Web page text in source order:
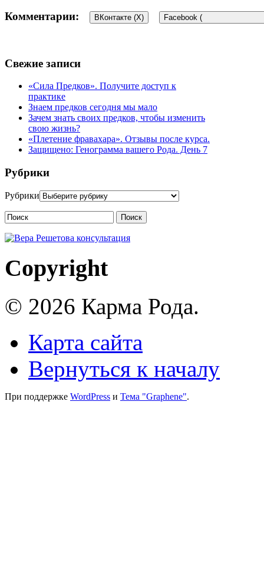
Комментарии: ВКонтакте (X) Facebook (
Свежие записи
«Сила Предков». Получите доступ к
практике
Знаем предков сегодня мы мало
Зачем знать своих предков, чтобы изменить
свою жизнь?
«Плетение фравахара». Отзывы после курса.
Защищено: Генограмма вашего Рода. День 7
Рубрики
Рубрики
Поиск
Copyright
© 2026 Карма Рода.
Карта сайта
Вернуться к началу
При поддержке WordPress и Тема "Graphene".